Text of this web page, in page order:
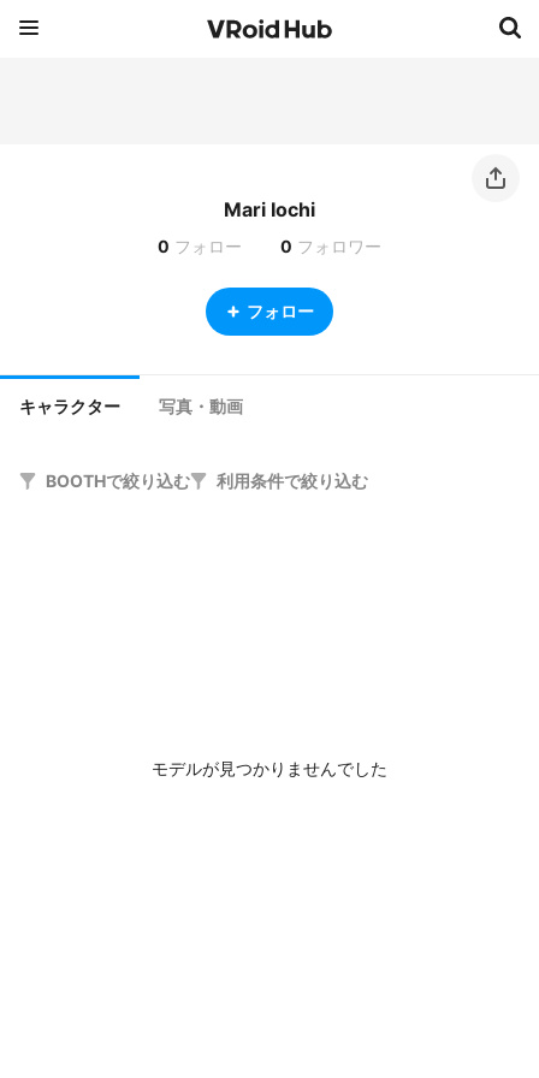
Mari Iochi
0 フォロー 0 フォロワー
フォロー
キャラクター 写真・動画
BOOTHで絞り込む 利用条件で絞り込む
モデルが見つかりませんでした